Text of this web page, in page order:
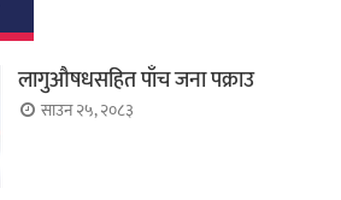
लागुऔषधसहित पाँच जना पक्राउ
साउन २५, २०८३